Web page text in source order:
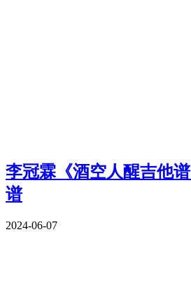
李冠霖《酒空人醒吉他
谱
2024-06-07